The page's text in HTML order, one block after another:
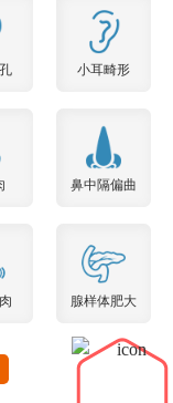
小耳畸形
鼻中隔偏曲
腺样体肥大